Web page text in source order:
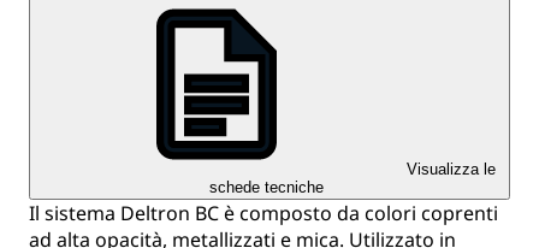
Visualizza le
schede tecniche
Il sistema Deltron BC è composto da colori coprenti
ad alta opacità, metallizzati e mica. Utilizzato in